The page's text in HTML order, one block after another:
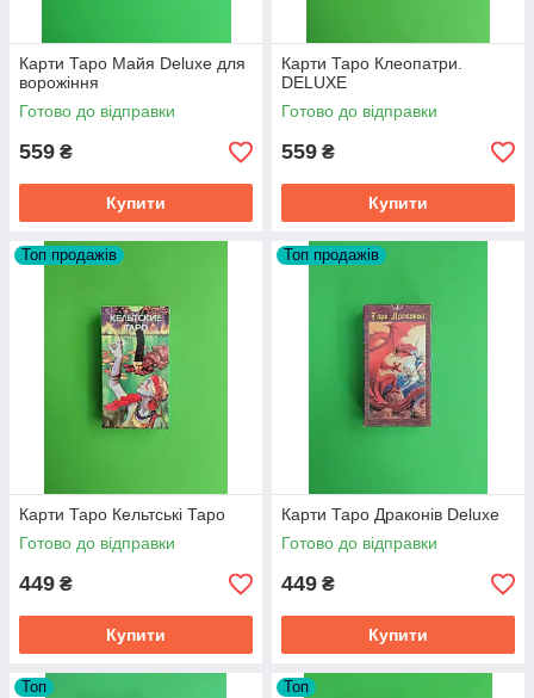
Карти Таро Майя Deluxe для
ворожіння
Готово до відправки
559 ₴
Купити
Карти Таро Клеопатри.
DELUXE
Готово до відправки
559 ₴
Купити
Топ продажів
Карти Таро Кельтські Таро
Готово до відправки
449 ₴
Купити
Топ продажів
Карти Таро Драконів Deluxe
Готово до відправки
449 ₴
Купити
Топ Топ